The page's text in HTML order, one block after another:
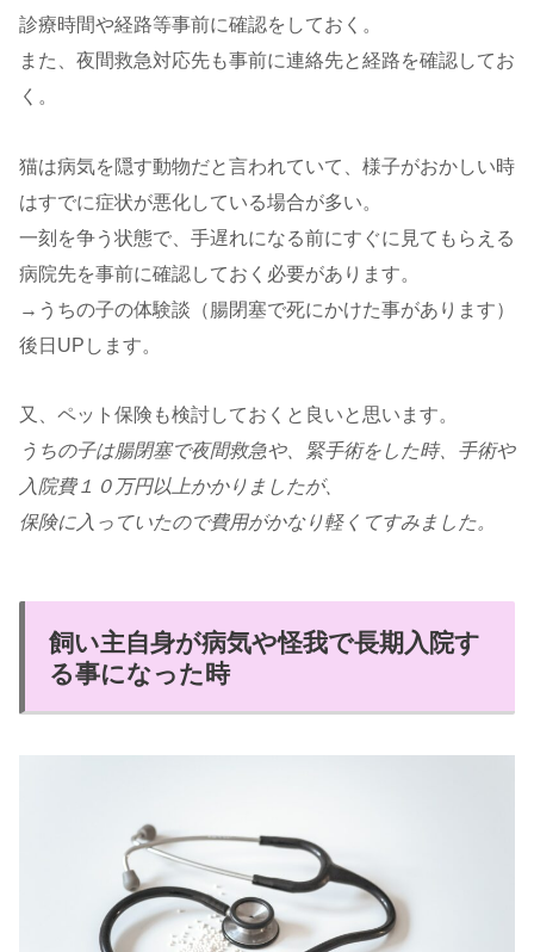
診療時間や経路等事前に確認をしておく。
また、夜間救急対応先も事前に連絡先と経路を確認してお
く。
猫は病気を隠す動物だと言われていて、様子がおかしい時
はすでに症状が悪化している場合が多い。
一刻を争う状態で、手遅れになる前にすぐに見てもらえる
病院先を事前に確認しておく必要があります。
→うちの子の体験談（腸閉塞で死にかけた事があります）
後日UPします。
又、ペット保険も検討しておくと良いと思います。
うちの子は腸閉塞で夜間救急や、緊手術をした時、手術や
入院費１０万円以上かかりましたが、
保険に入っていたので費用がかなり軽くてすみました。
飼い主自身が病気や怪我で長期入院す
る事になった時